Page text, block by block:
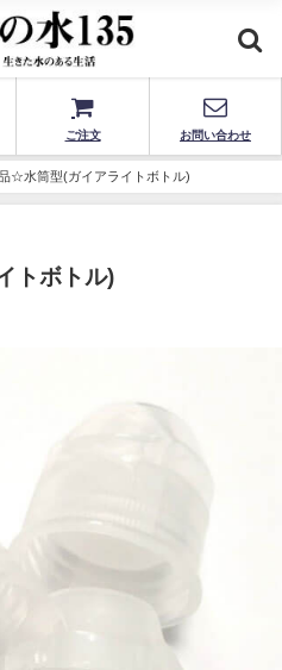
ご注文 お問い合わせ
☆水筒型(ガイアライトボトル)
トボトル)